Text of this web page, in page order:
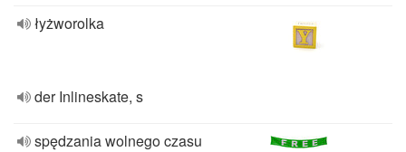
łyżworolka
der Inlineskate, s
spędzania wolnego czasu